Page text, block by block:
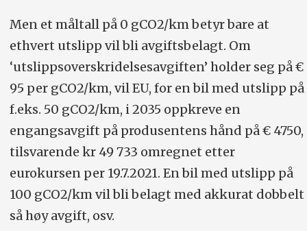
Men et måltall på 0 gCO2/km betyr bare at
ethvert utslipp vil bli avgiftsbelagt. Om
‘utslippsoverskridelsesavgiften’ holder seg på €
95 per gCO2/km, vil EU, for en bil med utslipp på
f.eks. 50 gCO2/km, i 2035 oppkreve en
engangsavgift på produsentens hånd på € 4750,
tilsvarende kr 49 733 omregnet etter
eurokursen per 19.7.2021. En bil med utslipp på
100 gCO2/km vil bli belagt med akkurat dobbelt
så høy avgift, osv.